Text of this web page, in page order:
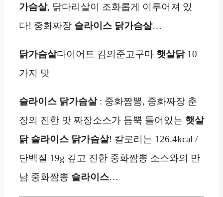
가슴살, 닭다리살이 조화롭게 이루어져 있
다! 중화짜장 슬라이스 닭가슴살…
닭가슴살다이어트 김의준고구마 햇살닭10
가지 맛
슬라이스 닭가슴살: 중화짬뽕, 중화짜장 춘
장의 진한 맛 짜장소스가 듬뿍 들어있는 햇살
닭 슬라이스 닭가슴살! 칼로리는 126.4kcal /
단백질 19g 깊고 진한 중화짬뽕 소스와의 만
남 중화짬뽕 슬라이스…